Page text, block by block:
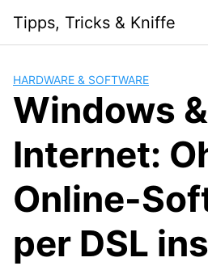
content
Tipps, Tricks & Kniffe
HARDWARE & SOFTWARE
Windows &
Internet:
Online-
per DSL